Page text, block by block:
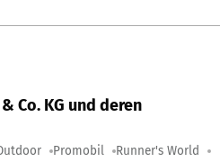
Co. KG und deren
Promobil Runner's World